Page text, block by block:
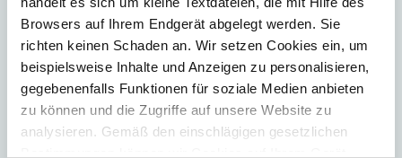
Browsers auf Ihrem Endgerät abgelegt werden. Sie
richten keinen Schaden an. Wir setzen Cookies ein, um
beispielsweise Inhalte und Anzeigen zu personalisieren,
gegebenenfalls Funktionen für soziale Medien anbieten
zu können und die Zugriffe auf unsere Website zu
analysieren. Gemäß den einschlägigen gesetzlichen
Erstanwendungszeitpunkts um zwei Jahre auf
Geschäftsjahre, die am oder nach dem 1.1.2023
beginnen, beschlossen. Darüber hinaus wurden im
Vorfeld der Erstanwendung mehrere eng gefasste
Änderungen verabschiedet, welche die Probleme bei
Umsetzung der Einführung des ursprünglichen IFRS
17 adressieren sollen.